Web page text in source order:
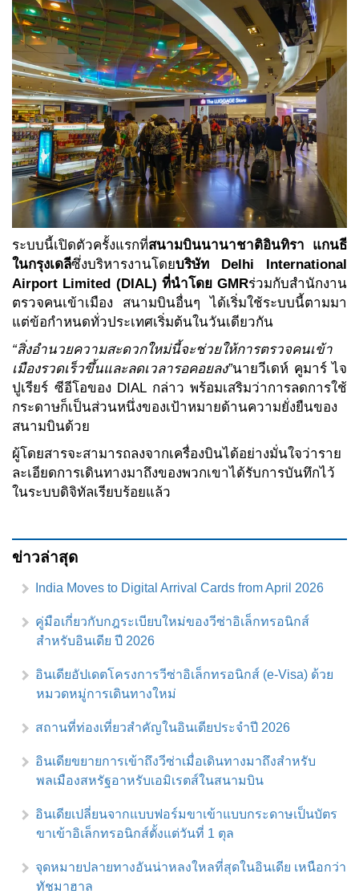
ระบบนี้เปิดตัวครั้งแรกที่สนามบินนานาชาติอินทิรา แกนธี
ในกรุงเดลีซึ่งบริหารงานโดยบริษัท Delhi International
Airport Limited (DIAL) ที่นำโดย GMRร่วมกับสำนักงาน
ตรวจคนเข้าเมือง สนามบินอื่นๆ ได้เริ่มใช้ระบบนี้ตามมา
แต่ข้อกำหนดทั่วประเทศเริ่มต้นในวันเดียวกัน
“สิ่งอำนวยความสะดวกใหม่นี้จะช่วยให้การตรวจคนเข้า
เมืองรวดเร็วขึ้นและลดเวลารอคอยลง”นายวีเดห์ คูมาร์ ไจ
ปูเรียร์ ซีอีโอของ DIAL กล่าว พร้อมเสริมว่าการลดการใช้
กระดาษก็เป็นส่วนหนึ่งของเป้าหมายด้านความยั่งยืนของ
สนามบินด้วย
ผู้โดยสารจะสามารถลงจากเครื่องบินได้อย่างมั่นใจว่าราย
ละเอียดการเดินทางมาถึงของพวกเขาได้รับการบันทึกไว้
ในระบบดิจิทัลเรียบร้อยแล้ว
ข่าวล่าสุด
India Moves to Digital Arrival Cards from April 2026
คู่มือเกี่ยวกับกฎระเบียบใหม่ของวีซ่าอิเล็กทรอนิกส์
สำหรับอินเดีย ปี 2026
อินเดียอัปเดตโครงการวีซ่าอิเล็กทรอนิกส์ (e-Visa) ด้วย
หมวดหมู่การเดินทางใหม่
สถานที่ท่องเที่ยวสำคัญในอินเดียประจำปี 2026
อินเดียขยายการเข้าถึงวีซ่าเมื่อเดินทางมาถึงสำหรับ
พลเมืองสหรัฐอาหรับเอมิเรตส์ในสนามบิน
อินเดียเปลี่ยนจากแบบฟอร์มขาเข้าแบบกระดาษเป็นบัตร
ขาเข้าอิเล็กทรอนิกส์ตั้งแต่วันที่ 1 ตุล
จุดหมายปลายทางอันน่าหลงใหลที่สุดในอินเดีย เหนือกว่า
ทัชมาฮาล